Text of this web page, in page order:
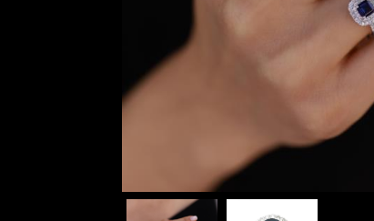
Bilezik